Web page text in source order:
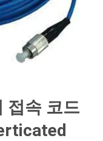
접속 코드